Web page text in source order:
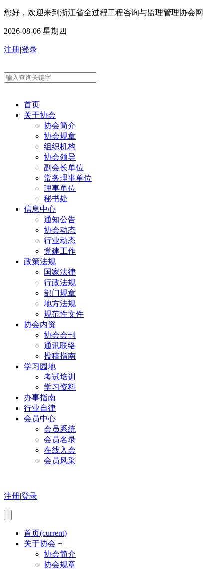
您好，欢迎来到浙江省全过程工程咨询与监理管理协会网
2026-08-06 星期四
注册|登录
首页
关于协会
协会简介
协会规章
组织机构
协会领导
副会长单位
常务理事单位
理事单位
秘书处
信息中心
通知公告
协会动态
行业动态
党建工作
政策法规
国家法律
行政法规
部门规章
地方法规
规范性文件
协会内资
协会会刊
通讯联络
投稿指南
学习园地
考试培训
学习资料
办事指南
行业自律
会员中心
会员系统
会员名录
在线入会
会员风采
注册|登录
首页(current)
关于协会 +
协会简介
协会规章